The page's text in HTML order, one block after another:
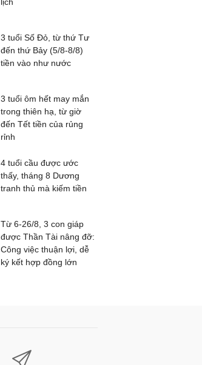
3 tuổi Số Đỏ, từ thứ Tư
đến thứ Bảy (5/8-8/8)
tiền vào như nước
3 tuổi ôm hết may mắn
trong thiên hạ, từ giờ
đến Tết tiền của rủng
rỉnh
4 tuổi cầu được ước
thấy, tháng 8 Dương
tranh thủ mà kiếm tiền
Từ 6-26/8, 3 con giáp
được Thần Tài nâng đỡ:
Công việc thuận lợi, dễ
ký kết hợp đồng lớn